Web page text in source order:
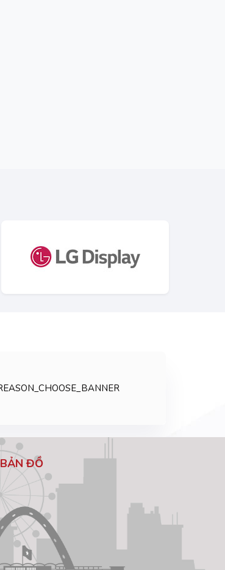
BẢN ĐỒ